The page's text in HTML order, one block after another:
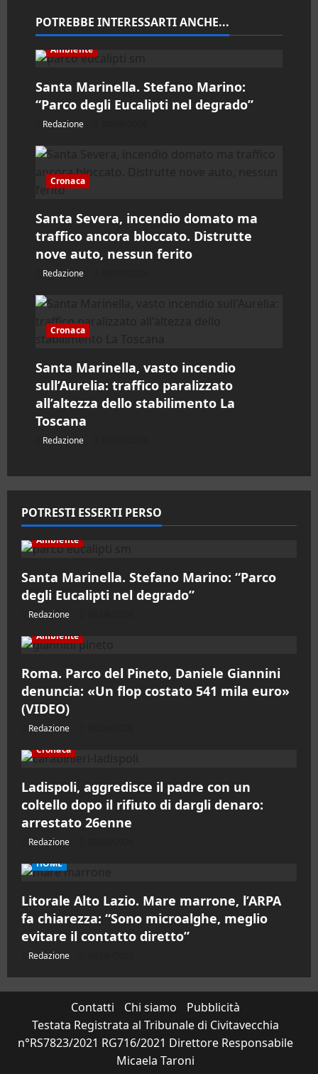
n
e
a
r
t
c
o
l
o
POTREBBE INTERESSARTI ANCHE...
Ambiente
Santa Marinella. Stefano Marino:
“Parco degli Eucalipti nel degrado”
Redazione
Cronaca
Santa Severa, incendio domato ma
traffico ancora bloccato. Distrutte
nove auto, nessun ferito
Redazione
Cronaca
Santa Marinella, vasto incendio
sull’Aurelia: traffico paralizzato
all’altezza dello stabilimento La
Toscana
Redazione
POTRESTI ESSERTI PERSO
Ambiente
Santa Marinella. Stefano Marino: “Parco
degli Eucalipti nel degrado”
Redazione
Ambiente
Roma. Parco del Pineto, Daniele Giannini
denuncia: «Un flop costato 541 mila euro»
(VIDEO)
Redazione
Cronaca
Ladispoli, aggredisce il padre con un
coltello dopo il rifiuto di dargli denaro:
arrestato 26enne
Redazione
HOME
Litorale Alto Lazio. Mare marrone, l’ARPA
fa chiarezza: “Sono microalghe, meglio
evitare il contatto diretto”
Redazione
Contatti Chi siamo
Pubblicità
Testata Registrata al Tribunale di Civitavecchia
n°RS7823/2021 RG716/2021 Direttore Responsabile
Micaela Taroni